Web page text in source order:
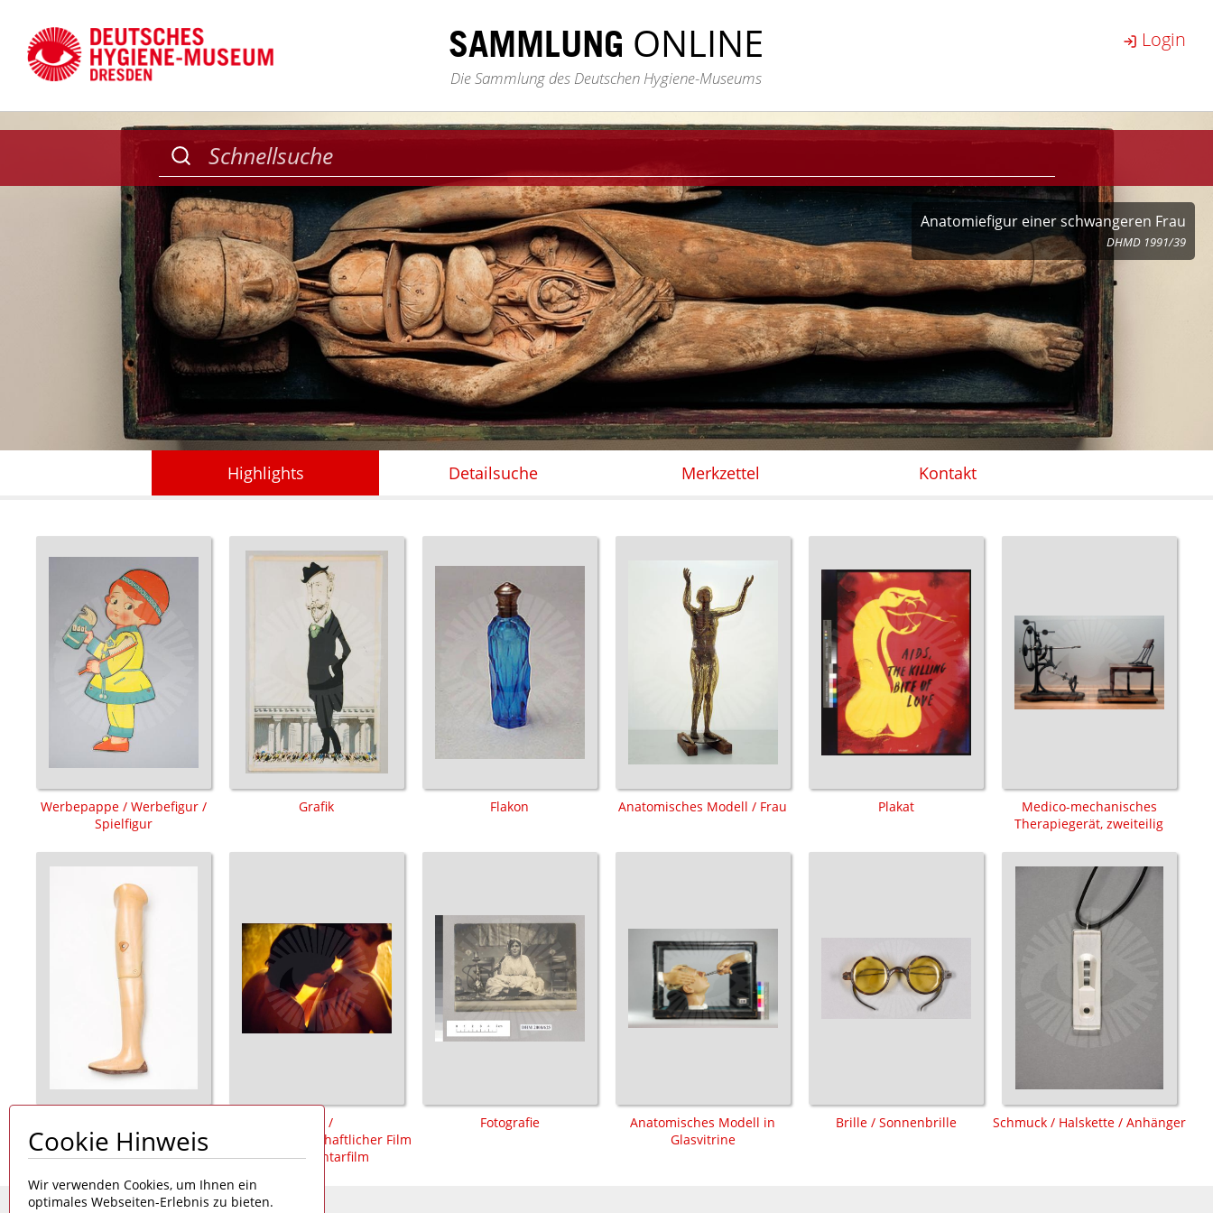
SAMMLUNG ONLINE
Die Sammlung des Deutschen Hygiene-Museums
Login
Anatomiefigur einer schwangeren Frau
DHMD 1991/39
Highlights Detailsuche Merkzettel Kontakt
Werbepappe / Werbefigur /
Spielfigur
Grafik Flakon Anatomisches Modell / Frau Plakat
Medico-mechanisches
Therapiegerät, zweiteilig
Oberschenkelprothese /
Badeprothese
Film /
populärwissenschaftlicher Film
/ Dokumentarfilm
Fotografie
Anatomisches Modell in
Glasvitrine
Brille / Sonnenbrille Schmuck / Halskette / Anhänger
Cookie Hinweis
Wir verwenden Cookies, um Ihnen ein
optimales Webseiten-Erlebnis zu bieten.